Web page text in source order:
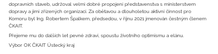
dopravních staveb, udržoval velmi dobré propojení představenstva s ministerstvem
dopravy a jimi zřízených organizací. Za obětavou a dlouholetou aktivní činnost pro
Komoru byl Ing. Robertem Špalkem, předsedou, v říjnu 2021 jmenován čestným členem
ČKAIT.
Přejeme mu do dalších let pevné zdraví, spoustu životního optimismu a elánu.
Výbor OK ČKAIT Ústecký kraj